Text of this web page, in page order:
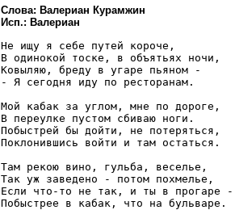
Слова: Валериан Курамжин
Исп.: Валериан
Не ищу я себе путей короче,
В одинокой тоске, в объятьях ночи,
Ковыляю, бреду в угаре пьяном -
- Я сегодня иду по ресторанам.
Мой кабак за углом, мне по дороге,
В переулке пустом сбиваю ноги.
Побыстрей бы дойти, не потеряться,
Поклонившись войти и там остаться.
Там рекою вино, гульба, веселье,
Так уж заведено - потом похмелье,
Если что-то не так, и ты в прогаре -
Побыстрее в кабак, что на бульваре.